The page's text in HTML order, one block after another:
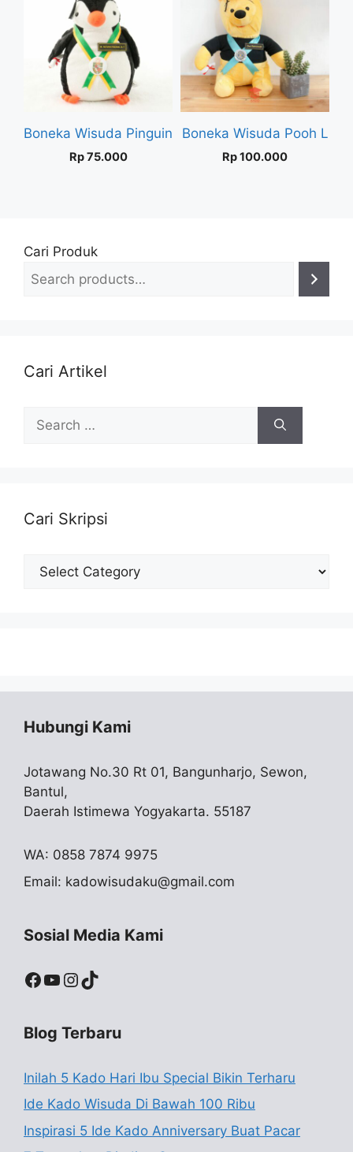
Boneka Wisuda Pinguin
Rp75.000
Boneka Wisuda Pooh L
Rp100.000
Cari Produk
Cari Artikel
Search
for:
Cari Skripsi
Cari
Hubungi Kami
Jotawang No.30 Rt 01, Bangunharjo, Sewon,
Bantul,
Daerah Istimewa Yogyakarta. 55187
WA: 0858 7874 9975
Email: kadowisudaku@gmail.com
Sosial Media Kami
Facebook
YouTube
Instagram
TikTok
Blog Terbaru
Inilah 5 Kado Hari Ibu Special Bikin Terharu
Ide Kado Wisuda Di Bawah 100 Ribu
Inspirasi 5 Ide Kado Anniversary Buat Pacar